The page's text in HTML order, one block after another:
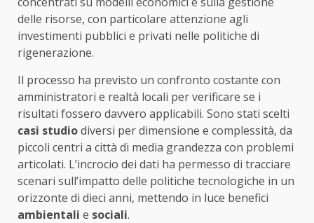
delle risorse, con particolare attenzione agli
investimenti pubblici e privati nelle politiche di
rigenerazione.
Il processo ha previsto un confronto costante con
amministratori e realtà locali per verificare se i
risultati fossero davvero applicabili. Sono stati scelti
casi studiodiversi per dimensione e complessità, da
piccoli centri a città di media grandezza con problemi
articolati. L’incrocio dei dati ha permesso di tracciare
scenari sull’impatto delle politiche tecnologiche in un
orizzonte di dieci anni, mettendo in luce benefici
ambientali e sociali.